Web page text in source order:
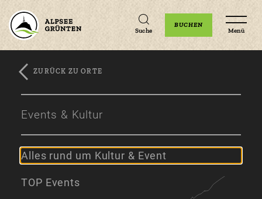
Zum
Zur
Zum
Suche
BUCHEN
Menü
ZURÜCK ZU ORTE
Events & Kultur
Alles rund um Kultur & Event
TOP Events
Unterkünfte Veranstaltungen